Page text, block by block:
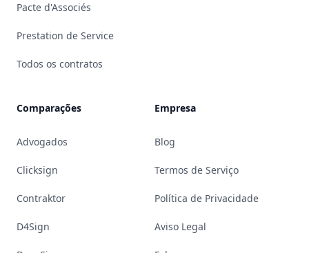
Pacte d'Associés
Prestation de Service
Todos os contratos
Comparações
Advogados
Clicksign
Contraktor
D4Sign
Empresa
Blog
Termos de Serviço
Política de Privacidade
Aviso Legal